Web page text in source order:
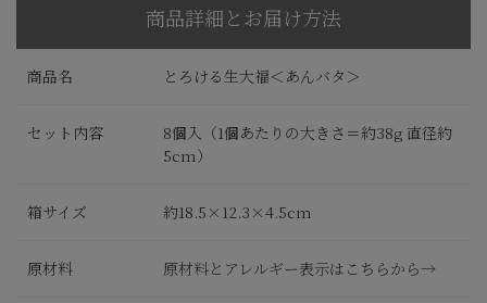
商品詳細とお届け方法
商品名 とろける生大福＜あんバタ＞
セット内容
8個入（1個あたりの大きさ＝約38g 直径約
5cm）
箱サイズ 約18.5×12.3×4.5cm
原材料 原材料とアレルギー表示はこちらから→